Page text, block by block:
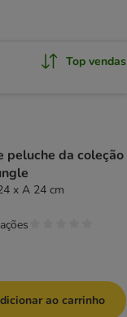
Top vendas
peluche da coleção
x A 24 cm
ao carrinho